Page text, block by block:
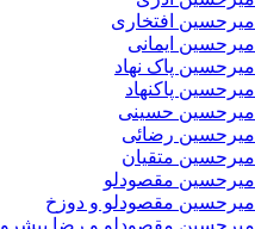
امیرحسین افتخاری
امیرحسین ایمانی
امیرحسین پاک نهاد
امیرحسین پاکنهاد
امیرحسین حسینی
امیرحسین رضائی
امیرحسین متقیان
امیرحسین مقصودلو
امیرحسین مقصودلو و دوزخ